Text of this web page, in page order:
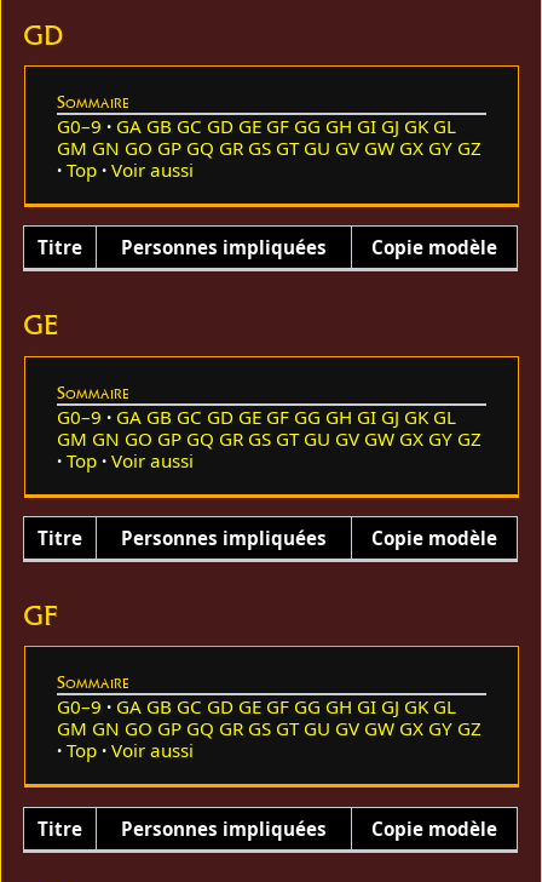
GD
Sommaire
G0–9 GA GB GC GD GE GF GG GH GI GJ GK GL
GM GN GO GP GQ GR GS GT GU GV GW GX GY GZ
Top
Voir aussi
Titre Personnes impliquées Copie modèle
GE
Sommaire
G0–9 GA GB GC GD GE GF GG GH GI GJ GK GL
GM GN GO GP GQ GR GS GT GU GV GW GX GY GZ
Top
Voir aussi
Titre Personnes impliquées Copie modèle
GF
Sommaire
G0–9 GA GB GC GD GE GF GG GH GI GJ GK GL
GM GN GO GP GQ GR GS GT GU GV GW GX GY GZ
Top
Voir aussi
Titre Personnes impliquées Copie modèle